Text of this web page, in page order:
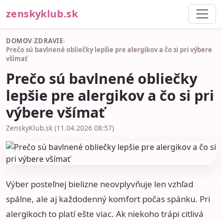
zenskyklub.sk
DOMOV›ZDRAVIE›
Prečo sú bavlnené obliečky lepšie pre alergikov a čo si pri výbere
všímať
Prečo sú bavlnené obliečky
lepšie pre alergikov a čo si pri
výbere všímať
ZenskyKlub.sk (11.04.2026 08:57)
Výber posteľnej bielizne neovplyvňuje len vzhľad
spálne, ale aj každodenný komfort počas spánku. Pri
alergikoch to platí ešte viac. Ak niekoho trápi citlivá